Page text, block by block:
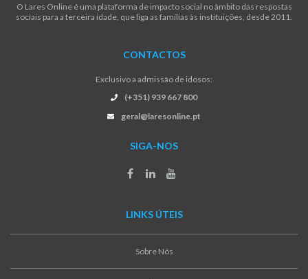
O Lares Online é uma plataforma de impacto social no âmbito das respostas
sociais para a terceira idade, que liga as famílias às instituições, desde 2011.
CONTACTOS
Exclusivo a admissão de idosos:
(+351) 939 667 800
geral@laresonline.pt
SIGA-NOS
LINKS ÚTEIS
Sobre Nós